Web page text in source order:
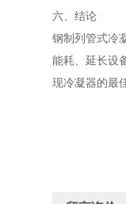
六、结论
钢制列管式冷
能耗、延长设
现冷凝器的最